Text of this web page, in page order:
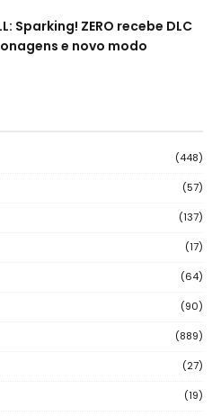
Sparking! ZERO recebe DLC
e novo modo
(448)
(57)
(137)
(17)
(64)
(90)
(889)
(27)
(19)